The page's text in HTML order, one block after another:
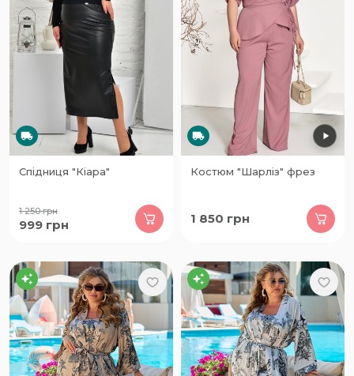
Спідниця "Кіара"
1 250грн
999 грн
Костюм "Шарліз" фрез
1 850 грн